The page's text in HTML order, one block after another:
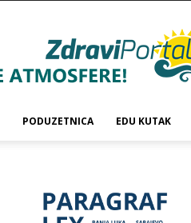
PODUZETNICA EDU KUTAK